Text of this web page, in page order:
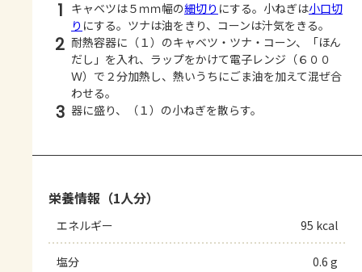
1 キャベツは５ｍｍ幅の細切り にする。小ねぎは小口切
り にする。ツナは油をきり、コーンは汁気をきる。
2 耐熱容器に（１）のキャベツ・ツナ・コーン、「ほん
だし」を入れ、ラップをかけて電子レンジ（６００
Ｗ）で２分加熱し、熱いうちにごま油を加えて混ぜ合
わせる。
3 器に盛り、（１）の小ねぎを散らす。
栄養情報（1人分）
エネルギー 95 kcal
塩分 0.6 g